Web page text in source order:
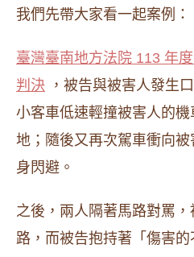
我們先帶大家看一起案例：
臺灣臺南地方法院 113 年
判決 ，被告與被害人發生
小客車低速輕撞被害人的
地；隨後又再次駕車衝向
身閃避。
之後，兩人隔著馬路對罵
路，而被告抱持著「傷害